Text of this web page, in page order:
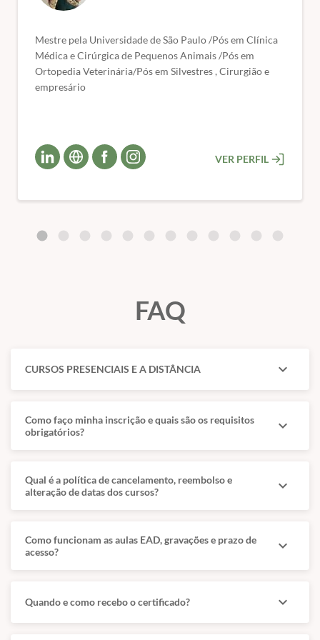
🎓 Certificado de conclusão de curso.
Mestre pela Universidade de São Paulo /Pós em Clínica
Médica e Cirúrgica de Pequenos Animais /Pós em
Ortopedia Veterinária/Pós em Silvestres , Cirurgião e
empresário
VER PERFIL
FAQ
CURSOS PRESENCIAIS E A DISTÂNCIA expand_more
Como faço minha inscrição e quais são os requisitos
obrigatórios?
expand_more
Qual é a política de cancelamento, reembolso e
alteração de datas dos cursos?
expand_more
Como funcionam as aulas EAD, gravações e prazo de
acesso?
expand_more
Quando e como recebo o certificado? expand_more